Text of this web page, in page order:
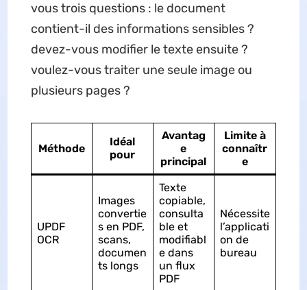
vous trois questions : le document
contient-il des informations sensibles ?
devez-vous modifier le texte ensuite ?
voulez-vous traiter une seule image ou
plusieurs pages ?
Méthode
Idéal
pour
Avantag
e
principal
Limite à
connaîtr
e
UPDF
OCR
Images
convertie
s en PDF,
scans,
documen
ts longs
Texte
copiable,
consulta
ble et
modifiabl
e dans
un flux
PDF
Nécessite
l’applicati
on de
bureau